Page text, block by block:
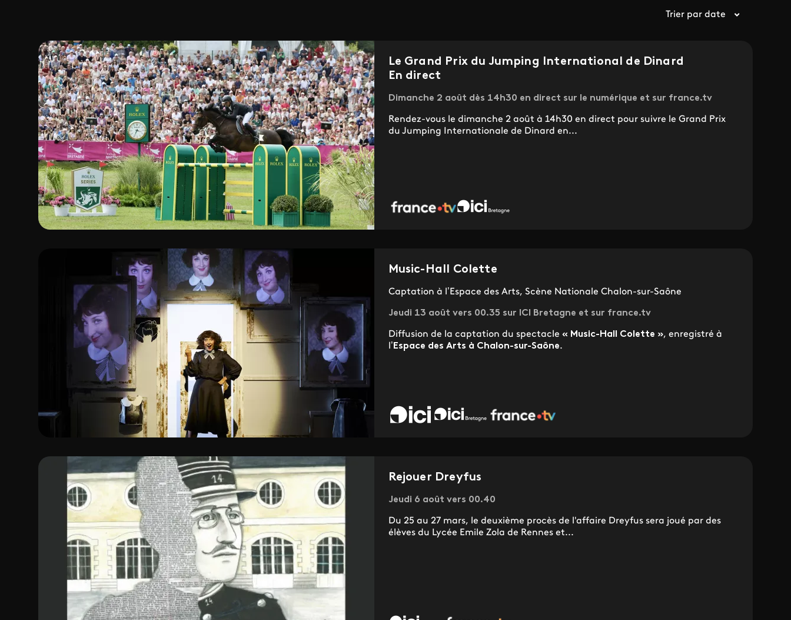
Trier par date
Le Grand Prix du Jumping International de Dinard
En direct
Dimanche 2 août dès 14h30 en direct sur le numérique et sur france.tv
Rendez-vous le dimanche 2 août à 14h30 en direct pour suivre le Grand Prix
du Jumping Internationale de Dinard en...
Music-Hall Colette
Captation à l’Espace des Arts, Scène Nationale Chalon-sur-Saône
Jeudi 13 août vers 00.35 sur ICI Bretagne et sur france.tv
Diffusion de la captation du spectacle « Music-Hall Colette », enregistré à
l’ Espace des Arts à Chalon-sur-Saône.
Rejouer Dreyfus
Jeudi 6 août vers 00.40
Du 25 au 27 mars, le deuxième procès de l'affaire Dreyfus sera joué par des
élèves du Lycée Emile Zola de Rennes et...